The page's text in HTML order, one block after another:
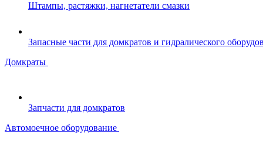
Штампы, растяжки, нагнетатели смазки
Запасные части для домкратов и гидралического
Домкраты
Запчасти для домкратов
Автомоечное оборудование